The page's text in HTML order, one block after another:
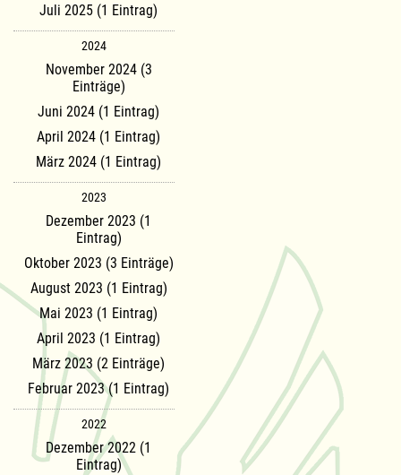
Juli 2025 (1 Eintrag)
2024
November 2024 (3
Einträge)
Juni 2024 (1 Eintrag)
April 2024 (1 Eintrag)
März 2024 (1 Eintrag)
2023
Dezember 2023 (1
Eintrag)
Oktober 2023 (3 Einträge)
August 2023 (1 Eintrag)
Mai 2023 (1 Eintrag)
April 2023 (1 Eintrag)
März 2023 (2 Einträge)
Februar 2023 (1 Eintrag)
2022
Dezember 2022 (1
Eintrag)